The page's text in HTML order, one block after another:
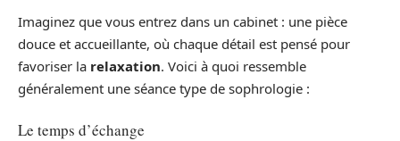
Imaginez que vous entrez dans un cabinet : une pièce
douce et accueillante, où chaque détail est pensé pour
favoriser la relaxation. Voici à quoi ressemble
généralement une séance type de sophrologie :
Le temps d’échange